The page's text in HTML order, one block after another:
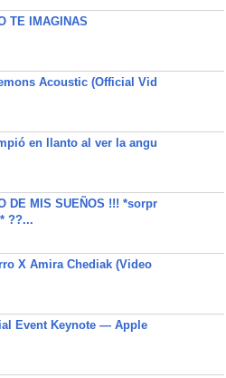
TE IMAGINAS
Acoustic (Official Vid
en llanto al ver la angu
DE MIS SUEÑOS !!! *sorpr
??...
X Amira Chediak (Video
Event Keynote — Apple